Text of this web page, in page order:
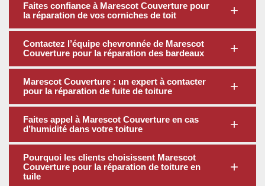
Faites confiance à Marescot Couverture pour
la réparation de vos corniches de toit
Contactez l’équipe chevronnée de Marescot
Couverture pour la réparation des bardeaux
Marescot Couverture : un expert à contacter
pour la réparation de fuite de toiture
Faites appel à Marescot Couverture en cas
d’humidité dans votre toiture
Pourquoi les clients choisissent Marescot
Couverture pour la réparation de toiture en
tuile